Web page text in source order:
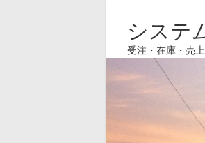
システ
受注・在庫・売